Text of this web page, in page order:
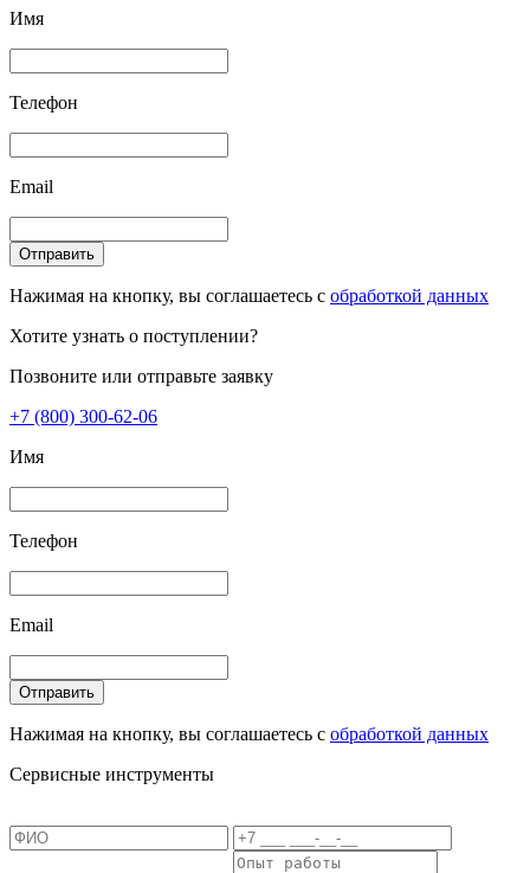
Имя
Телефон
Email
Отправить
Нажимая на кнопку, вы соглашаетесь с обработкой данных
Хотите узнать о поступлении?
Позвоните или отправьте заявку
+7 (800) 300-62-06
Имя
Телефон
Email
Отправить
Нажимая на кнопку, вы соглашаетесь с обработкой данных
Сервисные инструменты